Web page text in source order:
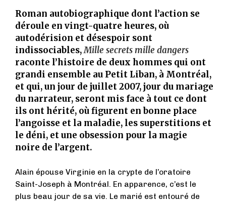
Roman autobiographique dont l’action se
déroule en vingt-quatre heures, où
autodérision et désespoir sont
indissociables,Mille secrets mille dangers
raconte l’histoire de deux hommes qui ont
grandi ensemble au Petit Liban, à Montréal,
et qui, un jour de juillet 2007, jour du mariage
du narrateur, seront mis face à tout ce dont
ils ont hérité, où figurent en bonne place
l’angoisse et la maladie, les superstitions et
le déni, et une obsession pour la magie
noire de l’argent.
Alain épouse Virginie en la crypte de l’oratoire
Saint-Joseph à Montréal. En apparence, c’est le
plus beau jour de sa vie. Le marié est entouré de